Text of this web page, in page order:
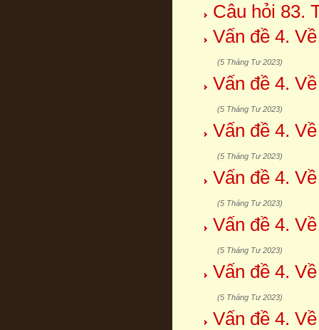
Câu hỏi 83.
Vấn đề 4.
(5 Tháng Tư 2023)
Vấn đề 4.
(5 Tháng Tư 2023)
Vấn đề 4.
(5 Tháng Tư 2023)
Vấn đề 4.
(5 Tháng Tư 2023)
Vấn đề 4.
(5 Tháng Tư 2023)
Vấn đề 4.
(5 Tháng Tư 2023)
Vấn đề 4.